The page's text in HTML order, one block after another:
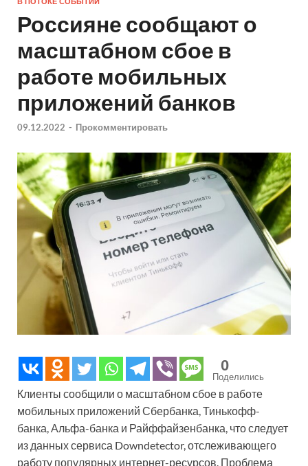
Россияне сообщают о
масштабном сбое в
работе мобильных
приложений банков
09.12.2022 - Прокомментировать
0
Поделились
Клиенты сообщили о масштабном сбое в работе
мобильных приложений Сбербанка, Тинькофф-
банка, Альфа-банка и Райффайзенбанка, что следует
из данных сервиса Downdetector, отслеживающего
работу популярных интернет-ресурсов. Проблема